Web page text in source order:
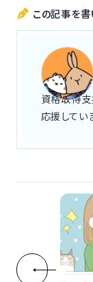
この記事を
資格取得支
応援してい